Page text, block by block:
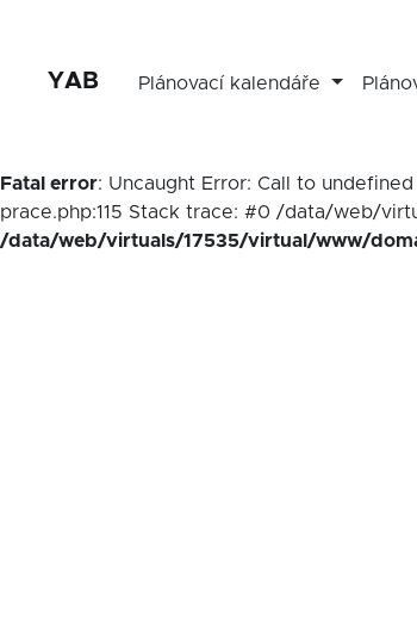
YAB Plánovací kalendáře
Fatal error: Uncaught Error: Call to
prace.php:115 Stack trace: #0 /data/web/
/data/web/virtuals/17535/virtual/www/